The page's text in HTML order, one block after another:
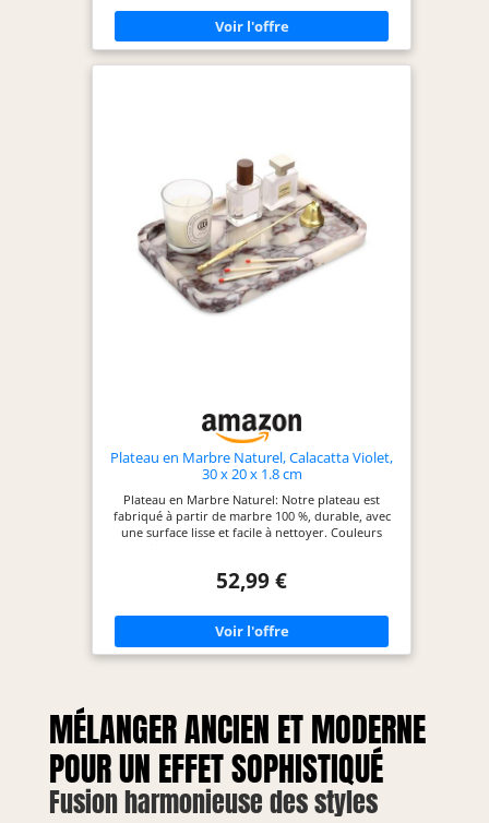
sur un meuble de salle de bain afin de ranger du
savon pour les mains, des articles de toilette et
des serviettes Beauté Naturelle: Notre plateau en
marbre est de haute qualité et élégant.
plat de service, boîte à bijoux, décoration ou aide
pratique dans la cuisine, le salon, la salle de bain
ou le bureau Remarque: Comme il s'agit de
marbre naturel, la texture de chaque pierre est
différente et le motif sur le plateau que vous
achetez est différent de l'image
Plateau en Marbre Naturel, Calacatta Violet,
30 x 20 x 1.8 cm
Plateau en Marbre Naturel: Notre plateau est
fabriqué à partir de marbre 100 %, durable, avec
une surface lisse et facile à nettoyer. Couleurs
cm convient à divers usages. Sa taille est idéale
afin d'y ranger du savon pour les mains, des
articles de toilette et des serviettes Très Résistant:
Notre plateau en marbre est élégant et raffiné, et
peut également être utilisé dans la cuisine. Il peut
service, boîte à bijoux, décoration ou accessoire
pratique dans la cuisine, le salon, la salle de bain
ou le bureau Remarque: Comme il s'agit de
marbre naturel, la texture de chaque pierre est
différente et le motif du plateau que vous achetez
sera différent de celui de la photo
52,99 €
MÉLANGER ANCIEN ET MODERNE
POUR UN EFFET SOPHISTIQUÉ
Fusion harmonieuse des styles